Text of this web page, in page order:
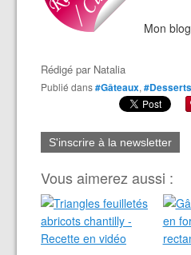
Mon
Rédigé par Natalia
Publié dans#Gâteaux, #Desserts
S'inscrire à la newsletter
Vous aimerez aussi :